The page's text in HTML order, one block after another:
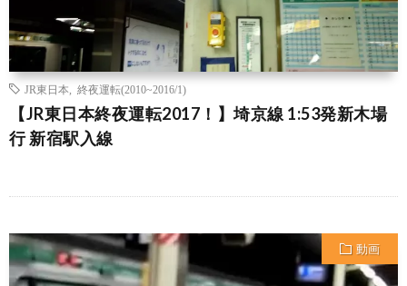
JR東日本 終夜運転(2010~2016/1)
【JR東日本終夜運転2017！】埼京線 1:53発新木場
行 新宿駅入線
動画